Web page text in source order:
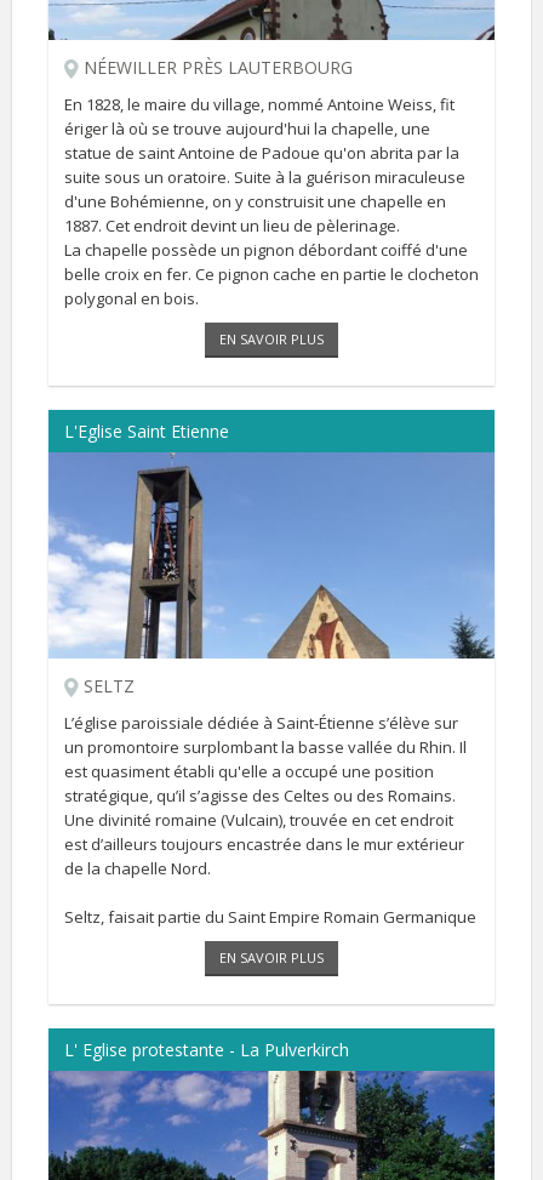
NÉEWILLER PRÈS LAUTERBOURG
En 1828, le maire du village, nommé Antoine Weiss, fit
ériger là où se trouve aujourd'hui la chapelle, une
statue de saint Antoine de Padoue qu'on abrita par la
suite sous un oratoire. Suite à la guérison miraculeuse
d'une Bohémienne, on y construisit une chapelle en
1887. Cet endroit devint un lieu de pèlerinage.
La chapelle possède un pignon débordant coiffé d'une
belle croix en fer. Ce pignon cache en partie le clocheton
polygonal en bois.
EN SAVOIR PLUS
L'Eglise Saint Etienne
SELTZ
L’église paroissiale dédiée à Saint-Étienne s’élève sur
un promontoire surplombant la basse vallée du Rhin. Il
est quasiment établi qu'elle a occupé une position
stratégique, qu’il s’agisse des Celtes ou des Romains.
Une divinité romaine (Vulcain), trouvée en cet endroit
est d’ailleurs toujours encastrée dans le mur extérieur
de la chapelle Nord.
Seltz, faisait partie du Saint Empire Romain Germanique
et bénéficiait du statut spécial de l’abbaye fondée par
EN SAVOIR PLUS
L' Eglise protestante - La Pulverkirch